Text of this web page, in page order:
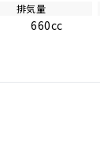
排気量
660cc